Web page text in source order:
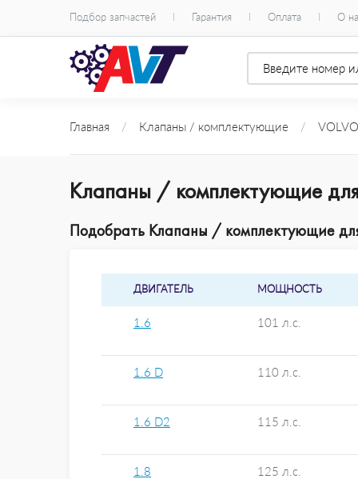
Подбор запчастей Гарантия Оплата О
Главная / Клапаны / комплектующие / VOLVO
Клапаны / комплектующие
Подобрать Клапаны / комплектующие
ДВИГАТЕЛЬ МОЩНОСТЬ
1.6 101 л.с.
1.6 D 110 л.с.
1.6 D2 115 л.с.
1.8 125 л.с.